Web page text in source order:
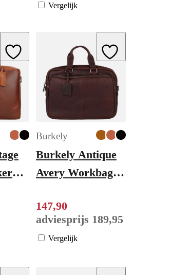
Vergelijk
Add to Wishlist Add to Wishlist
Burkely
Burkely Antique
Avery Workbag
147,90
adviesprijs 189,95
Vergelijk